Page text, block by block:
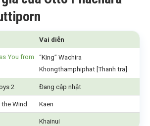
Vai diễn
You from
“King” Wachira
Khongthamphiphat [Thanh tra]
2 Đang cập nhật
Wind Kaen
Khainui